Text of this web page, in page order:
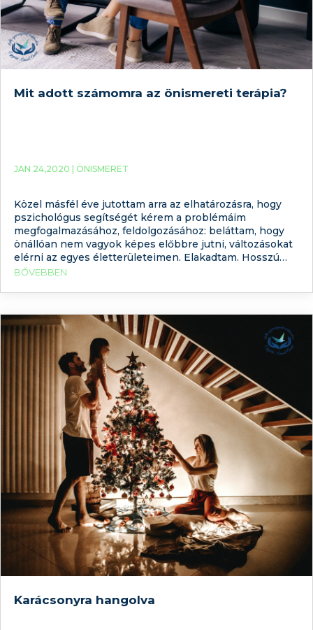
Mit adott számomra az önismereti terápia?
JAN 24,2020 | ÖNISMERET
Közel másfél éve jutottam arra az elhatározásra, hogy
pszichológus segítségét kérem a problémáim
megfogalmazásához, feldolgozásához: beláttam, hogy
önállóan nem vagyok képes előbbre jutni, változásokat
elérni az egyes életterületeimen. Elakadtam. Hosszú
ideje ugyanazokat a köröket futottam, nem éreztem jól
nem értettem, hogy mi akadályoz bizonyos dolgok
BŐVEBBEN
Karácsonyra hangolva